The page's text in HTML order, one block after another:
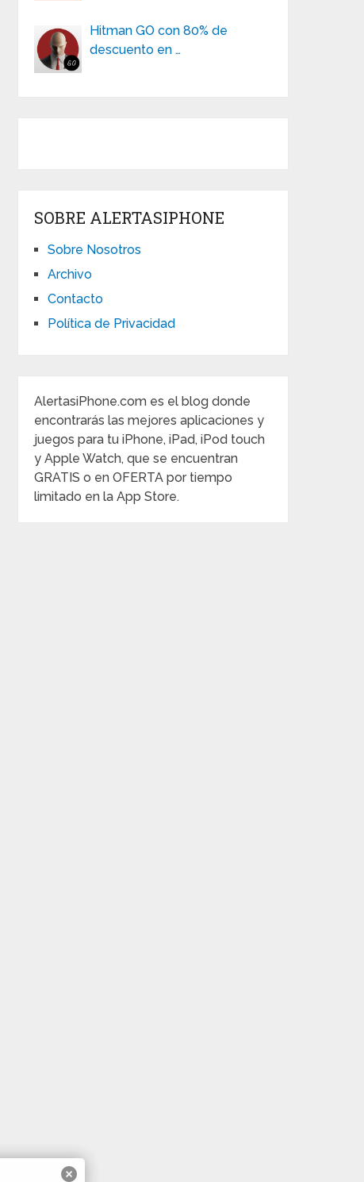
Hitman GO con 80% de
descuento en …
SOBRE ALERTASIPHONE
Sobre Nosotros
Archivo
Contacto
Política de Privacidad
AlertasiPhone.com es el blog donde
encontrarás las mejores aplicaciones y
juegos para tu iPhone, iPad, iPod touch
y Apple Watch, que se encuentran
GRATIS o en OFERTA por tiempo
limitado en la App Store.